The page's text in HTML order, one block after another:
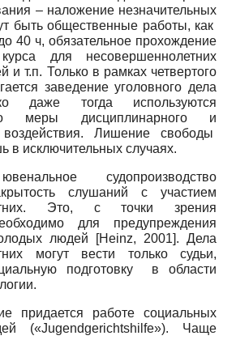
– наложение незначительных
быть общественные работы, как
40 ч, обязательное прохождение
курса для несовершеннолетних
и т.п. Только в рамках четвертого
заведение уголовного дела
даже тогда используются
меры дисциплинарного и
воздействия. Лишение свободы
в исключительных случаях.
судопроизводство
слушаний с участием
Это, с точки зрения
для предупреждения
людей
[Heinz, 2001]. Дела
могут вести только судьи,
подготовку в области
придается работе социальных
(«Jugendgerichtshilfe»). Чаще